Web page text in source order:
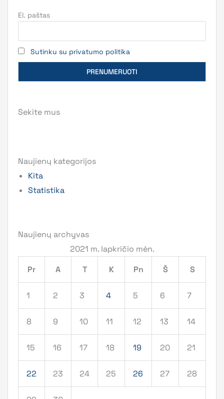
El. paštas
Sutinku su privatumo politika
Sekite mus
Naujienų kategorijos
Kita
Statistika
Naujienų archyvas
2021 m. lapkričio mėn.
Pr
A T K Pn Š S
1 2 3 4 5 6 7
8 9 10 11 12 13 14
15 16 17 18 19 20 21
22 23 24 25 26 27 28